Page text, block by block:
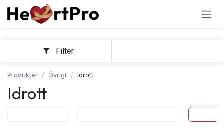
Hoppa till innehållet
Filter
Produkter Övrigt Idrott
Idrott